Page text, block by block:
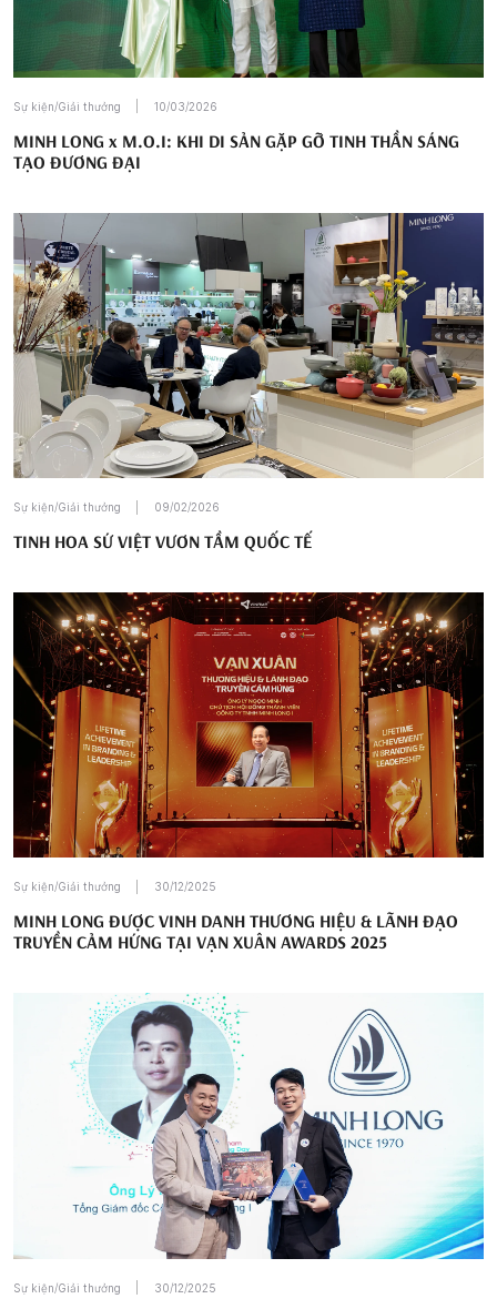
Sự kiện/Giải thưởng 10/03/2026
MINH LONG x M.O.I: KHI DI SẢN GẶP GỠ TINH THẦN SÁNG
TẠO ĐƯƠNG ĐẠI
Sự kiện/Giải thưởng 09/02/2026
TINH HOA SỨ VIỆT VƯƠN TẦM QUỐC TẾ
Sự kiện/Giải thưởng 30/12/2025
MINH LONG ĐƯỢC VINH DANH THƯƠNG HIỆU & LÃNH ĐẠO
TRUYỀN CẢM HỨNG TẠI VẠN XUÂN AWARDS 2025
Sự kiện/Giải thưởng 30/12/2025